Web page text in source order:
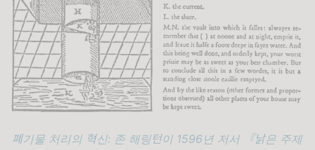
폐기물 처리의 혁신: 존 해링턴이 1596년 저서 『낡은 주제